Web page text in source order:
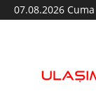
07.08.2026 Cuma